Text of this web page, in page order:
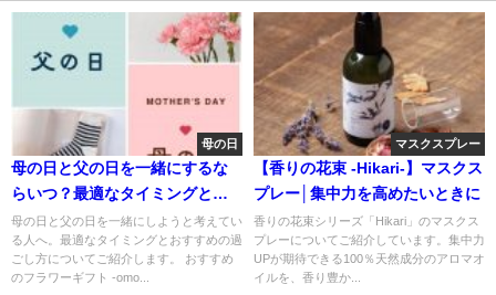
母の日
母の日と父の日を一緒にするな
らいつ？最適なタイミングとお
すすめの過ごし方
母の日と父の日を一緒にしようと考えてい
る人へ。最適なタイミングとおすすめの過
ごし方についてご紹介します。 おすすめ
のフラワーギフト -omo...
マスクスプレー
【香りの花束 -Hikari-】マスクス
プレー│集中力を高めたいときに
香りの花束シリーズ「Hikari」のマスクス
プレーについてご紹介しています。集中力
UPが期待できる100％天然成分のアロマオ
イルを、香り豊か...